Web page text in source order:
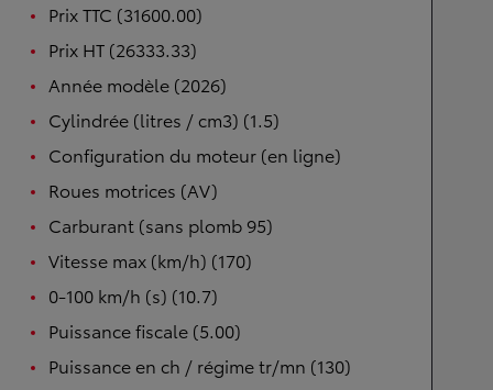
Prix TTC (31600.00)
Prix HT (26333.33)
Année modèle (2026)
Cylindrée (litres / cm3) (1.5)
Configuration du moteur (en ligne)
Roues motrices (AV)
Carburant (sans plomb 95)
Vitesse max (km/h) (170)
0-100 km/h (s) (10.7)
Puissance fiscale (5.00)
Puissance en ch / régime tr/mn (130)